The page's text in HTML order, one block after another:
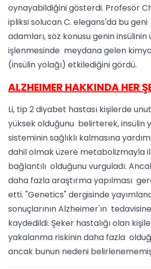
oynayabildiğini gösterdi. Profesör
ipliksi solucan C. elegans'da bu geni
adamları, söz konusu genin
işlenmesinde meydana gelen
(insülin yolağı) etkilediğini gördü.
ALZHEIMER HAKKINDA HER
Li, tip 2 diyabet hastası kişilerde
yüksek olduğunu belirterek, insülin
sisteminin sağlıklı kalmasına
dahil olmak üzere metabolizmayla
bağlantılı olduğunu vurguladı.
daha fazla araştırma yapılması
etti. "Genetics" dergisinde
sonuçlarının Alzheimer'ın
kaydedildi. Şeker hastalığı olan
yakalanma riskinin daha fazla
ancak bunun nedeni